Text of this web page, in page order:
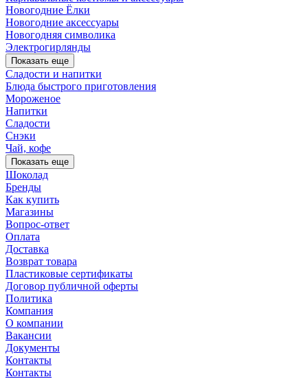
Новогодние Ёлки
Новогодние аксессуары
Новогодняя символика
Электрогирлянды
Показать еще
Сладости и напитки
Блюда быстрого приготовления
Мороженое
Напитки
Сладости
Снэки
Чай, кофе
Показать еще
Шоколад
Бренды
Как купить
Магазины
Вопрос-ответ
Оплата
Доставка
Возврат товара
Пластиковые сертификаты
Договор публичной оферты
Политика
Компания
О компании
Вакансии
Документы
Контакты
Контакты